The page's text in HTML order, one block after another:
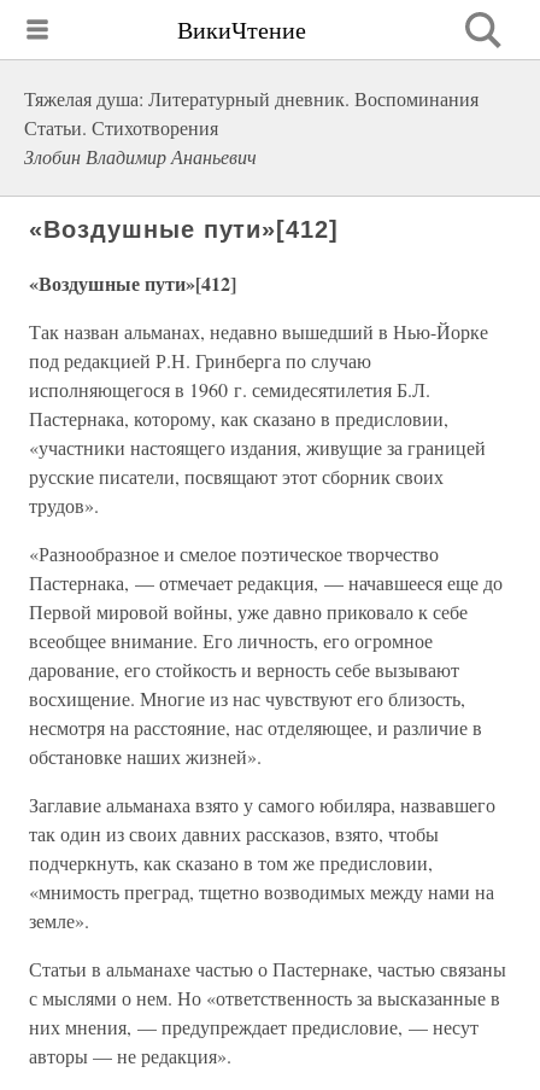
ВикиЧтение
Тяжелая душа: Литературный дневник. Воспоминания
Статьи. Стихотворения
Злобин Владимир Ананьевич
«Воздушные пути»[412]
«Воздушные пути»[412]
Так назван альманах, недавно вышедший в Нью-Йорке
под редакцией Р.Н. Гринберга по случаю
исполняющегося в 1960 г. семидесятилетия Б.Л.
Пастернака, которому, как сказано в предисловии,
«участники настоящего издания, живущие за границей
русские писатели, посвящают этот сборник своих
трудов».
«Разнообразное и смелое поэтическое творчество
Пастернака, — отмечает редакция, — начавшееся еще до
Первой мировой войны, уже давно приковало к себе
всеобщее внимание. Его личность, его огромное
дарование, его стойкость и верность себе вызывают
восхищение. Многие из нас чувствуют его близость,
несмотря на расстояние, нас отделяющее, и различие в
обстановке наших жизней».
Заглавие альманаха взято у самого юбиляра, назвавшего
так один из своих давних рассказов, взято, чтобы
подчеркнуть, как сказано в том же предисловии,
«мнимость преград, тщетно возводимых между нами на
земле».
Статьи в альманахе частью о Пастернаке, частью связаны
с мыслями о нем. Но «ответственность за высказанные в
них мнения, — предупреждает предисловие, — несут
авторы — не редакция».